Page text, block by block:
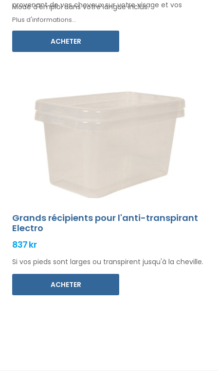
provenant de vos cheveuxsur votre visage et vos
vêtements, cet adaptateur, associé à Electro
Antiperspirant Forte ou Electro Antiperspirant ELITE, est
fait pour vous.
Mode d'emploi dans votre langue inclus.
Plus d'informations...
ACHETER
Grands récipients pour l'anti-transpirant
Electro
837 kr
Si vos pieds sont larges ou transpirent jusqu'à la cheville.
ACHETER